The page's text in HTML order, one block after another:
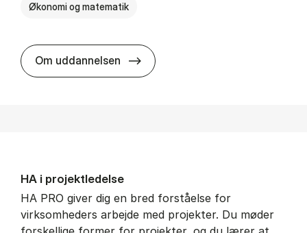
Økonomi og matematik
Om uddannelsen HA i mar­keds- og kul­tu­r­a­na­ly­se
HA i pro­jekt­le­del­se
HA PRO giver dig en bred forståelse for
virksomheders arbejde med projekter. Du møder